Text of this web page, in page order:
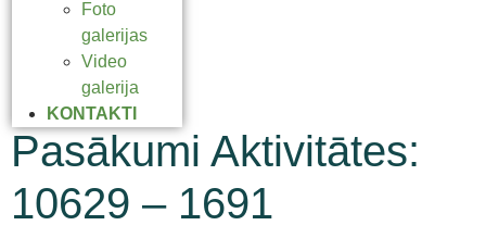
Foto
galerijas
Video
galerija
KONTAKTI
Pasākumi Aktivitātes:
10629 – 1691